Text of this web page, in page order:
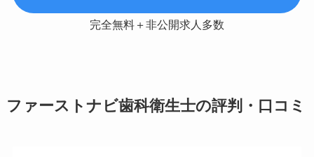
完全無料＋非公開求人多数
ファーストナビ歯科衛生士の評判・口コミ